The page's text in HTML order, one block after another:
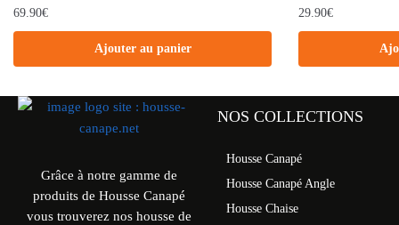
69.90€
Ajouter au panier
29.90€
Grâce à notre gamme de
produits de Housse Canapé
vous trouverez nos housse de
NOS COLLECTIONS
Housse Canapé
Housse Canapé Angle
Housse Chaise